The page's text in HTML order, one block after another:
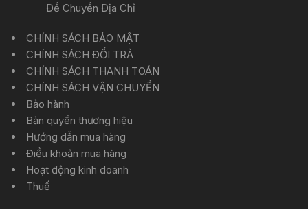
Để Chuyển Địa Chỉ
CHÍNH SÁCH BẢO MẬT
CHÍNH SÁCH ĐỔI TRẢ
CHÍNH SÁCH THANH TOÁN
CHÍNH SÁCH VẬN CHUYỂN
Bảo hành
Bản quyền thương hiệu
Hướng dẫn mua hàng
Điều khoản mua hàng
Hoạt động kinh doanh
Thuế